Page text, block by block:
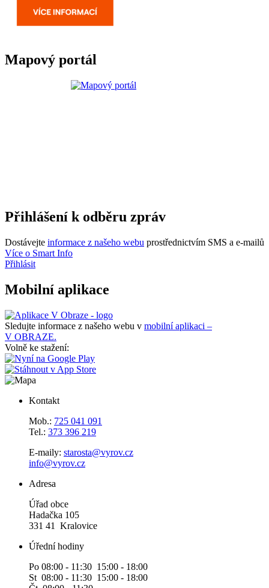
Mapový portál
Přihlášení k odběru zpráv
Dostávejte informace z našeho webu prostřednictvím SMS a e-mailů
Více o Smart Info
Přihlásit
Mobilní aplikace
Sledujte informace z našeho webu v mobilní aplikaci –
V OBRAZE.
Volně ke stažení:
Kontakt
Mob.: 725 041 091
Tel.: 373 396 219
E-maily: starosta@vyrov.cz
info@vyrov.cz
Adresa
Úřad obce
Hadačka 105
331 41 Kralovice
Úřední hodiny
Po 08:00 - 11:30 15:00 - 18:00
St 08:00 - 11:30 15:00 - 18:00